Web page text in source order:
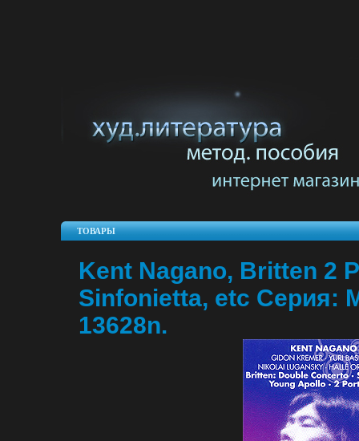
ТОВАРЫ
Kent Nagano, Britten 2
Sinfonietta, etc Серия:
13628n.